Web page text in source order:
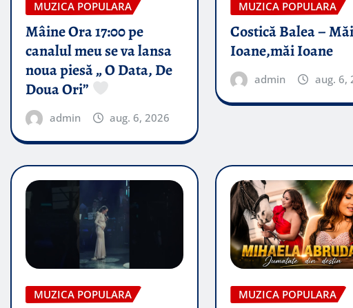
MUZICA POPULARA
Mâine Ora 17:00 pe
canalul meu se va lansa
noua piesă „ O Data, De
Doua Ori”
admin aug. 6, 2026
MUZICA POPULARA
Costică Balea – Măi
Ioane,măi Ioane
admin aug. 6,
MUZICA POPULARA MUZICA POPULARA